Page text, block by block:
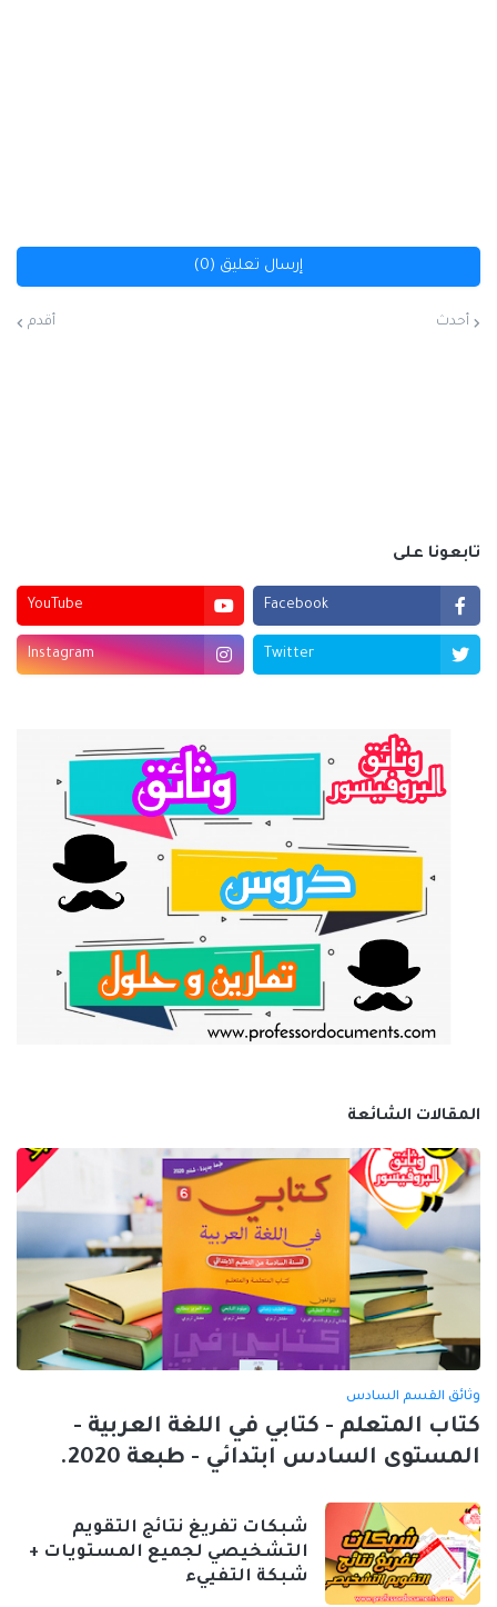
إرسال تعليق (0)
أحدث أقدم
تابعونا على
Facebook
YouTube
Twitter
Instagram
المقالات الشائعة
وثائق القسم السادس
كتاب المتعلم - كتابي في اللغة العربية -
المستوى السادس ابتدائي - طبعة 2020.
شبكات تفريغ نتائج التقويم
التشخيصي لجميع المستويات +
شبكة التفييء